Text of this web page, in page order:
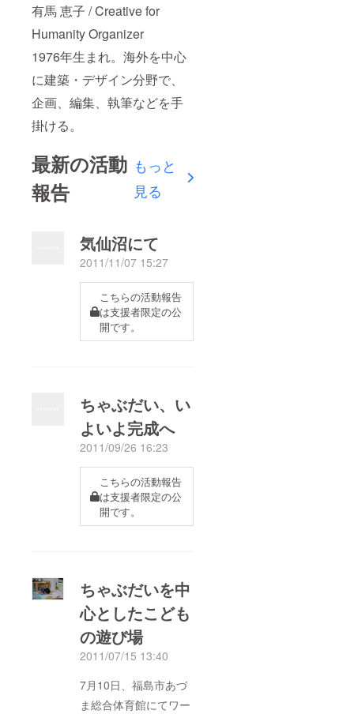
有馬 恵子 / Creative for
Humanity Organizer
1976年生まれ。海外を中心
に建築・デザイン分野で、
企画、編集、執筆などを手
掛ける。
最新の活動
報告
もっと
見る
気仙沼にて
2011/11/07 15:27
こちらの活動報告
は支援者限定の公
開です。
ちゃぶだい、い
よいよ完成へ
2011/09/26 16:23
こちらの活動報告
は支援者限定の公
開です。
ちゃぶだいを中
心としたこども
の遊び場
2011/07/15 13:40
7月10日、福島市あづ
ま総合体育館にてワー